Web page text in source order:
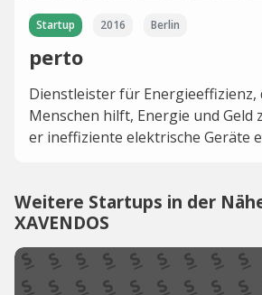
Startup 2016 Berlin
perto
Dienstleister für Energieeffizienz,
Menschen hilft, Energie und Geld
er ineffiziente elektrische Geräte
Weitere Startups in der
XAVENDOS